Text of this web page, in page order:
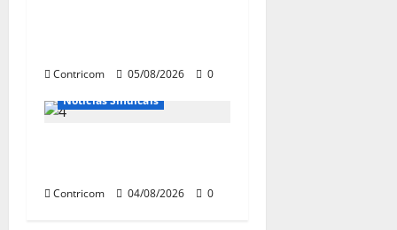
Contricom 05/08/2026 0
Notícias de Entidades
Notícias Sindicais
Contricom 04/08/2026 0